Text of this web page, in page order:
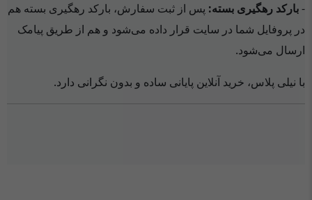
-بارکد رهگیری بسته: پس از ثبت سفارش، بارکد رهگیری بسته هم
در پروفایل شما در سایت قرار داده می‌شود و هم از طریق پیامک
ارسال می‌شود.
با نیلی پلاس، خرید آنلاین پایانی ساده و بدون نگرانی دارد.